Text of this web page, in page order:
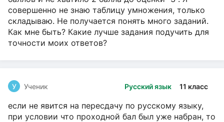
совершенно не знаю таблицу умножения, только
складываю. Не получается понять много заданий.
Как мне быть? Какие лучше задания подучить для
точности моих ответов?
Русский язык 11 класс
У Ученик
если не явится на пересдачу по русскому языку,
при условии что проходной бал был уже набран, то